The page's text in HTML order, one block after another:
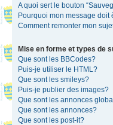
A quoi sert le bouton
Pourquoi mon message doit
Comment remonter mon
Mise en forme et types de
Que sont les BBCodes?
Puis-je utiliser le HTML?
Que sont les smileys?
Puis-je publier des images?
Que sont les annonces
Que sont les annonces?
Que sont les post-it?